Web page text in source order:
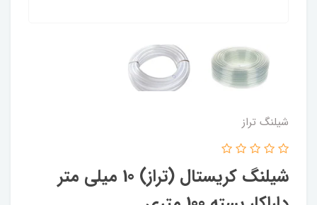
شیلنگ تراز
شیلنگ کریستال (تراز) 10 میلی متر